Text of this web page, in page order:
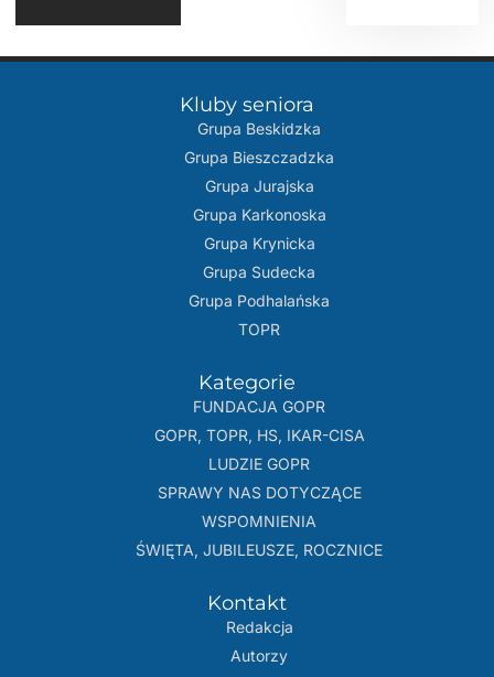
Kluby seniora
Grupa Beskidzka​
Grupa Bieszczadzka
Grupa Jurajska
Grupa Karkonoska
Grupa Krynicka
Grupa Sudecka
Grupa Podhalańska
TOPR
Kategorie
FUNDACJA GOPR
GOPR, TOPR, HS, IKAR-CISA
LUDZIE GOPR
SPRAWY NAS DOTYCZĄCE
WSPOMNIENIA
ŚWIĘTA, JUBILEUSZE, ROCZNICE
Kontakt
Redakcja
Autorzy